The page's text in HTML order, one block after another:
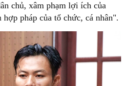
chủ, xâm phạm lợi ích của
pháp của tổ chức, cá nhân".